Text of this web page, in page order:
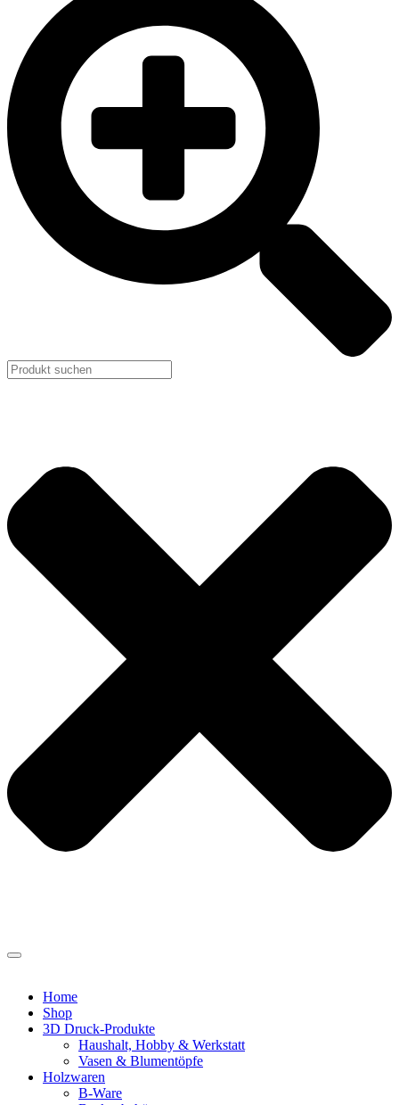
Home
Shop
3D Druck-Produkte
Haushalt, Hobby & Werkstatt
Vasen & Blumentöpfe
Holzwaren
B-Ware